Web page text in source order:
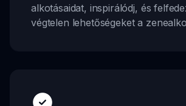
alkotásaidat, inspirálódj, és
végtelen lehetőségeket a